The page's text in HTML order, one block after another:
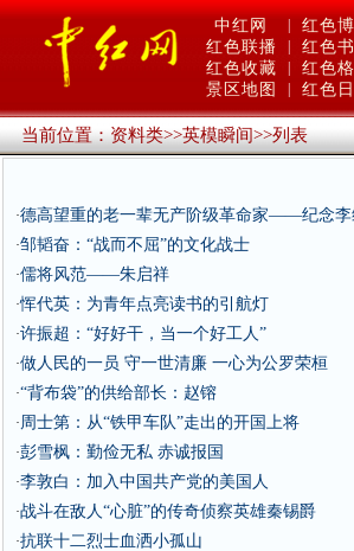
中红网 红色
红色联播
红色
红色收藏
红色
景区地图
红色
当前位置：资料类>>英模瞬间>>列表
·德高望重的老一辈无产阶级革命家——纪念李
·邹韬奋：“战而不屈”的文化战士
·儒将风范——朱启祥
·恽代英：为青年点亮读书的引航灯
·许振超：“好好干，当一个好工人”
·做人民的一员 守一世清廉 一心为公罗荣桓
·“背布袋”的供给部长：赵镕
·周士第：从“铁甲车队”走出的开国上将
·彭雪枫：勤俭无私 赤诚报国
·李敦白：加入中国共产党的美国人
·战斗在敌人“心脏”的传奇侦察英雄秦锡爵
·抗联十二烈士血洒小孤山